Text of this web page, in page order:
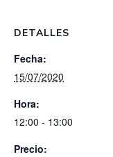
DETALLES
Fecha:
15/07/2020
Hora:
12:00 - 13:00
Precio: